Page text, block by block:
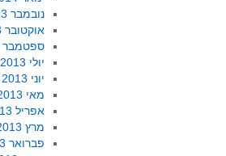
נובמבר 2013
אוקטובר 2013
ספטמבר 2013
יולי 2013
יוני 2013
מאי 2013
אפריל 2013
מרץ 2013
פברואר 2013